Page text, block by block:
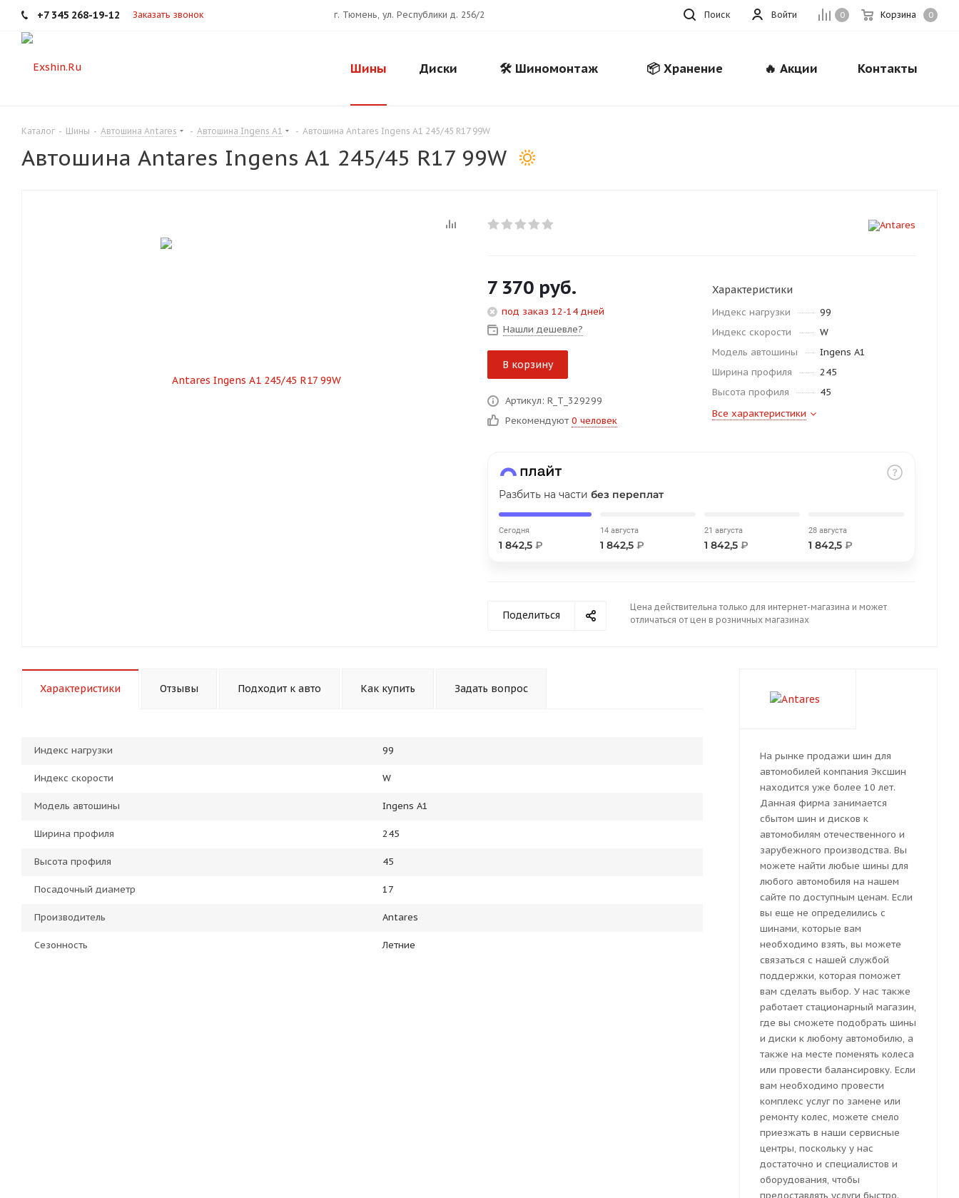
+7 345 268-19-12 Заказать звонок 0 Корзина 0
Войти
г. Тюмень, ул. Республики д. 256/2 Поиск
Шины Диски 🛠️ Шиномонтаж 📦 Хранение 🔥 Акции Контакты
Каталог - Шины - Автошина Antares - Автошина Ingens A1 - Автошина Antares Ingens A1 245/45 R17 99W
Автошина Antares Ingens A1 245/45 R17 99W
7 370 руб.
под заказ 12-14 дней
Нашли дешевле?
В корзину
Артикул: R_T_329299
Рекомендуют 0 человек
Характеристики
Индекс нагрузки
99
Индекс скорости
W
Модель автошины
Ingens A1
Ширина профиля
245
Высота профиля
45
Все характеристики
Разбить на части без переплат
Сегодня
1 842,5 ₽
14 августа
1 842,5 ₽
21 августа
1 842,5 ₽
28 августа
1 842,5 ₽
Поделиться
Цена действительна только для интернет-магазина и может
отличаться от цен в розничных магазинах
Характеристики Отзывы Подходит к авто Как купить Задать вопрос
Индекс нагрузки 99
Индекс скорости W
Модель автошины Ingens A1
Ширина профиля 245
Высота профиля 45
Посадочный диаметр 17
Производитель Antares
Сезонность Летние
На рынке продажи шин для
автомобилей компания Эксшин
находится уже более 10 лет.
Данная фирма занимается
сбытом шин и дисков к
автомобилям отечественного и
зарубежного производства. Вы
можете найти любые шины для
любого автомобиля на нашем
сайте по доступным ценам. Если
вы еще не определились с
шинами, которые вам
необходимо взять, вы можете
связаться с нашей службой
поддержки, которая поможет
вам сделать выбор. У нас также
работает стационарный магазин,
где вы сможете подобрать шины
и диски к любому автомобилю, а
также на месте поменять колеса
или провести балансировку. Если
вам необходимо провести
комплекс услуг по замене или
ремонту колес, можете смело
приезжать в наши сервисные
центры, поскольку у нас
достаточно и специалистов и
оборудования, чтобы
без переплат
8 800 302-02-51